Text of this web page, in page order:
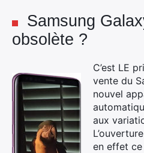
Samsung
obsolète ?
C’est LE
vente du
nouvel
aux
en effet